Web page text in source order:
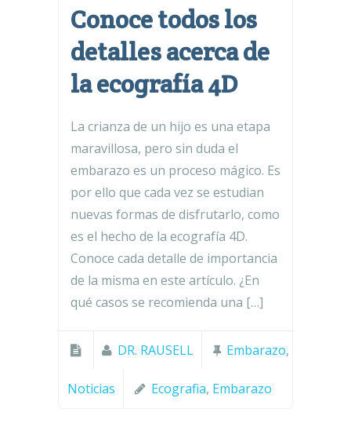
Conoce todos los
detalles acerca de
la ecografía 4D
La crianza de un hijo es una etapa
maravillosa, pero sin duda el
embarazo es un proceso mágico. Es
por ello que cada vez se estudian
nuevas formas de disfrutarlo, como
es el hecho de la ecografía 4D.
Conoce cada detalle de importancia
de la misma en este artículo. ¿En
qué casos se recomienda una […]
DR. RAUSELL Embarazo,
Noticias Ecografia, Embarazo